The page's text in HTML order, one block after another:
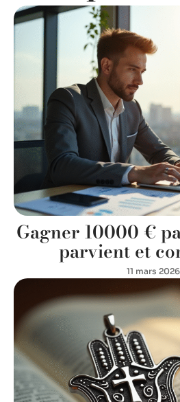
Gagner 10000 €
parvient et
11 mars 2026